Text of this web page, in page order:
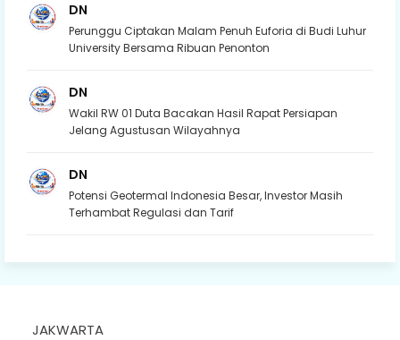
DN
Perunggu Ciptakan Malam Penuh Euforia di Budi Luhur
University Bersama Ribuan Penonton
DN
Wakil RW 01 Duta Bacakan Hasil Rapat Persiapan
Jelang Agustusan Wilayahnya
DN
Potensi Geotermal Indonesia Besar, Investor Masih
Terhambat Regulasi dan Tarif
JAKWARTA